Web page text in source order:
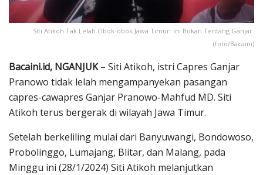
Siti Atikoh Tak Lelah Obok-obok Jawa Timur: Ini Bukan Tentang Ganjar.
(foto/Bacaini)
Bacaini.id, NGANJUK– Siti Atikoh, istri Capres Ganjar
Pranowo tidak lelah mengampanyekan pasangan
capres-cawapres Ganjar Pranowo-Mahfud MD. Siti
Atikoh terus bergerak di wilayah Jawa Timur.
Setelah berkeliling mulai dari Banyuwangi, Bondowoso,
Probolinggo, Lumajang, Blitar, dan Malang, pada
Minggu ini (28/1/2024) Siti Atikoh melanjutkan